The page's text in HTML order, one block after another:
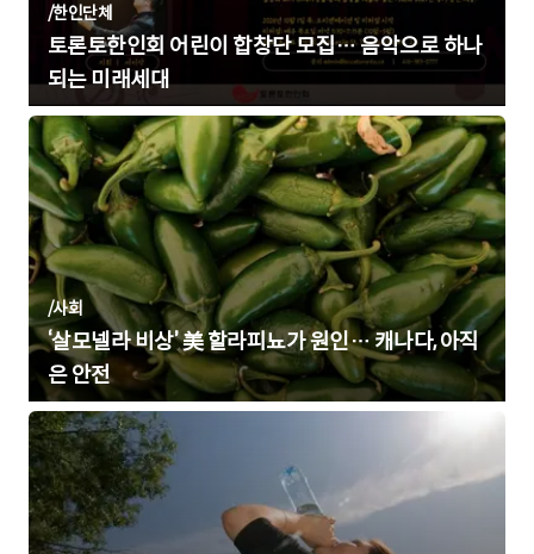
/한인단체
토론토한인회 어린이 합창단 모집… 음악으로 하나
되는 미래세대
/사회
‘살모넬라 비상’ 美 할라피뇨가 원인… 캐나다, 아직
은 안전